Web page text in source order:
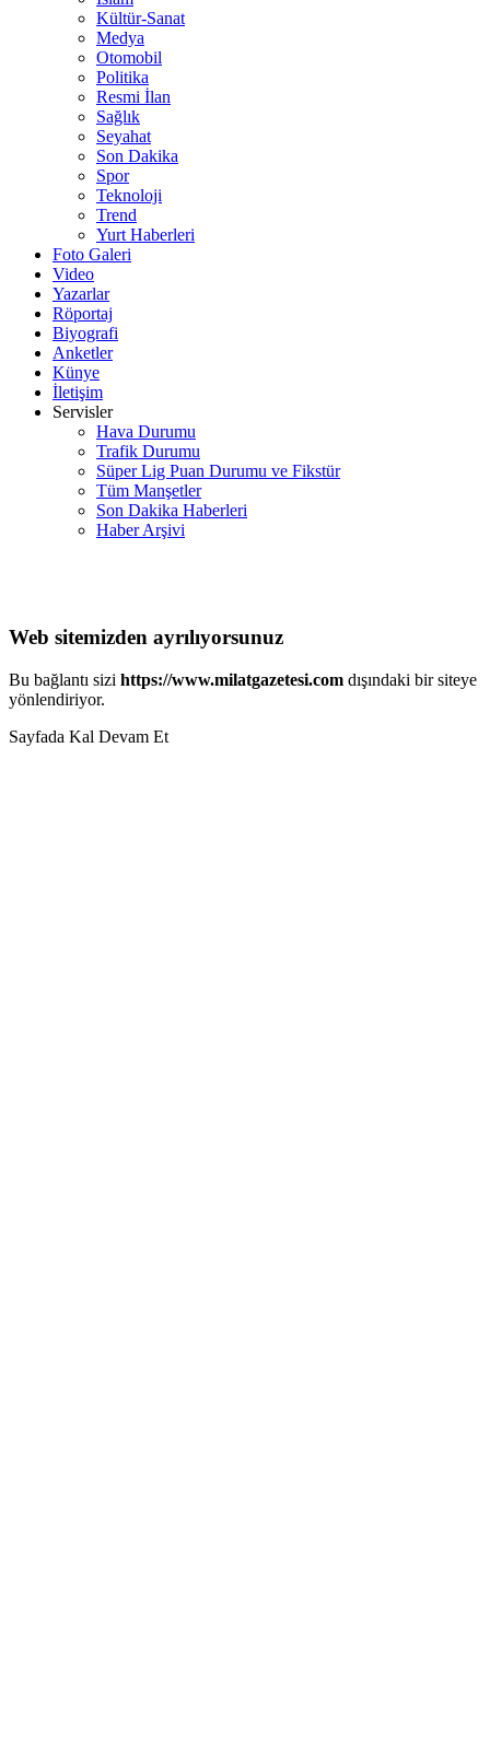
Kültür-Sanat
Medya
Otomobil
Politika
Resmi İlan
Sağlık
Seyahat
Son Dakika
Spor
Teknoloji
Trend
Yurt Haberleri
Foto Galeri
Video
Yazarlar
Röportaj
Biyografi
Anketler
Künye
İletişim
Servisler
Hava Durumu
Trafik Durumu
Süper Lig Puan Durumu ve Fikstür
Tüm Manşetler
Son Dakika Haberleri
Haber Arşivi
Web sitemizden ayrılıyorsunuz
Bu bağlantı sizi https://www.milatgazetesi.com dışındaki bir siteye
yönlendiriyor.
Sayfada Kal Devam Et